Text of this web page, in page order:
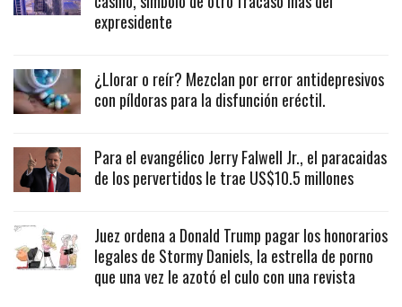
expresidente
¿Llorar o reír? Mezclan por error antidepresivos
con píldoras para la disfunción eréctil.
Para el evangélico Jerry Falwell Jr., el paracaidas
de los pervertidos le trae US$10.5 millones
Juez ordena a Donald Trump pagar los honorarios
legales de Stormy Daniels, la estrella de porno
que una vez le azotó el culo con una revista